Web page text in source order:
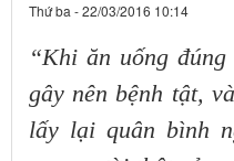
Thứ ba - 22/03/2016 10:14
“Khi ăn uống
gây nên bệnh tật,
lấy lại quân bình